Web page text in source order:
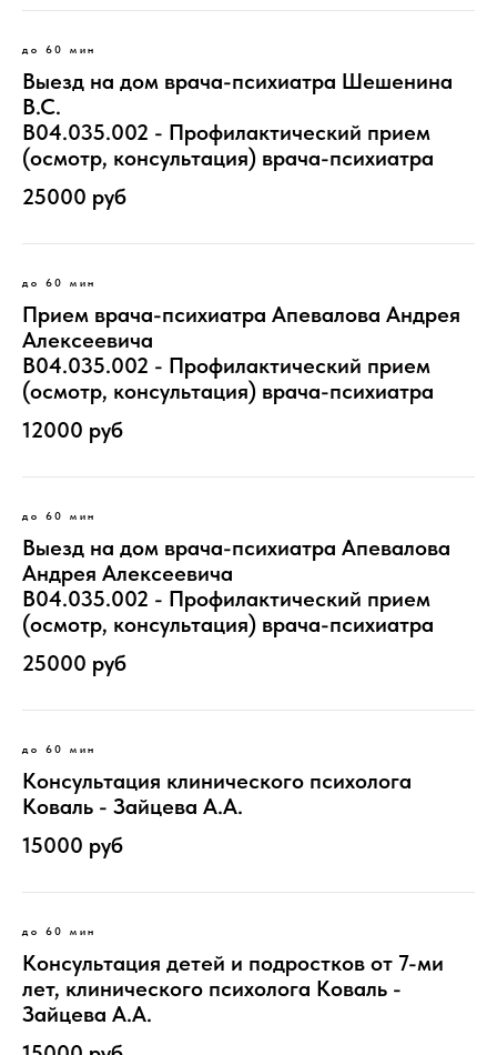
до 60 мин
Выезд на дом врача-психиатра Шешенина
В.С.
B04.035.002 - Профилактический прием
(осмотр, консультация) врача-психиатра
25000 руб
до 60 мин
Прием врача-психиатра Апевалова Андрея
Алексеевича
B04.035.002 - Профилактический прием
(осмотр, консультация) врача-психиатра
12000 руб
до 60 мин
Выезд на дом врача-психиатра Апевалова
Андрея Алексеевича
B04.035.002 - Профилактический прием
(осмотр, консультация) врача-психиатра
25000 руб
до 60 мин
Консультация клинического психолога
Коваль - Зайцева А.А.
15000 руб
до 60 мин
Консультация детей и подростков от 7-ми
лет, клинического психолога Коваль -
Зайцева А.А.